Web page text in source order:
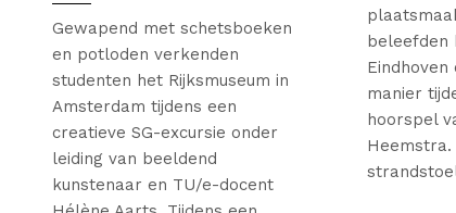
Gewapend met schetsboeken
en potloden verkenden
studenten het Rijksmuseum in
Amsterdam tijdens een
creatieve SG-excursie onder
leiding van beeldend
kunstenaar en TU/e-docent
beleefden
manier
hoorspel
Heemstra.